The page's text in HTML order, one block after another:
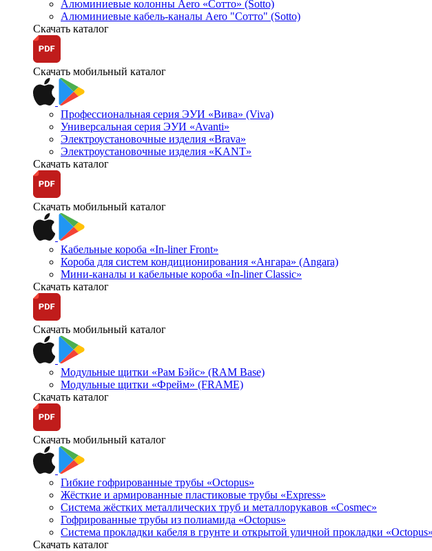
Алюминиевые колонны Aero «Сотто» (Sotto)
Алюминиевые кабель-каналы Aero "Сотто" (Sotto)
Скачать каталог
Скачать мобильный каталог
Профессиональная серия ЭУИ «Вива» (Viva)
Универсальная серия ЭУИ «Avanti»
Электроустановочные изделия «Brava»
Электроустановочные изделия «KANT»
Скачать каталог
Скачать мобильный каталог
Кабельные короба «In-liner Front»
Короба для систем кондиционирования «Ангара» (Angara)
Мини-каналы и кабельные короба «In-liner Classic»
Скачать каталог
Скачать мобильный каталог
Модульные щитки «Рам Бэйс» (RAM Base)
Модульные щитки «Фрейм» (FRAME)
Скачать каталог
Скачать мобильный каталог
Гибкие гофрированные трубы «Octopus»
Жёсткие и армированные пластиковые трубы «Express»
Система жёстких металлических труб и металлорукавов «Cosmec»
Гофрированные трубы из полиамида «Octopus»
Система прокладки кабеля в грунте и открытой уличной прокладки «Octopus»
Скачать каталог